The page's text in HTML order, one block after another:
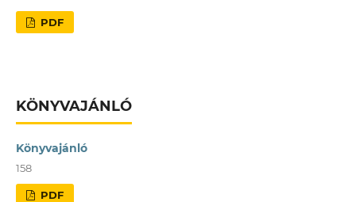
PDF
KÖNYVAJÁNLÓ
Könyvajánló
158
PDF